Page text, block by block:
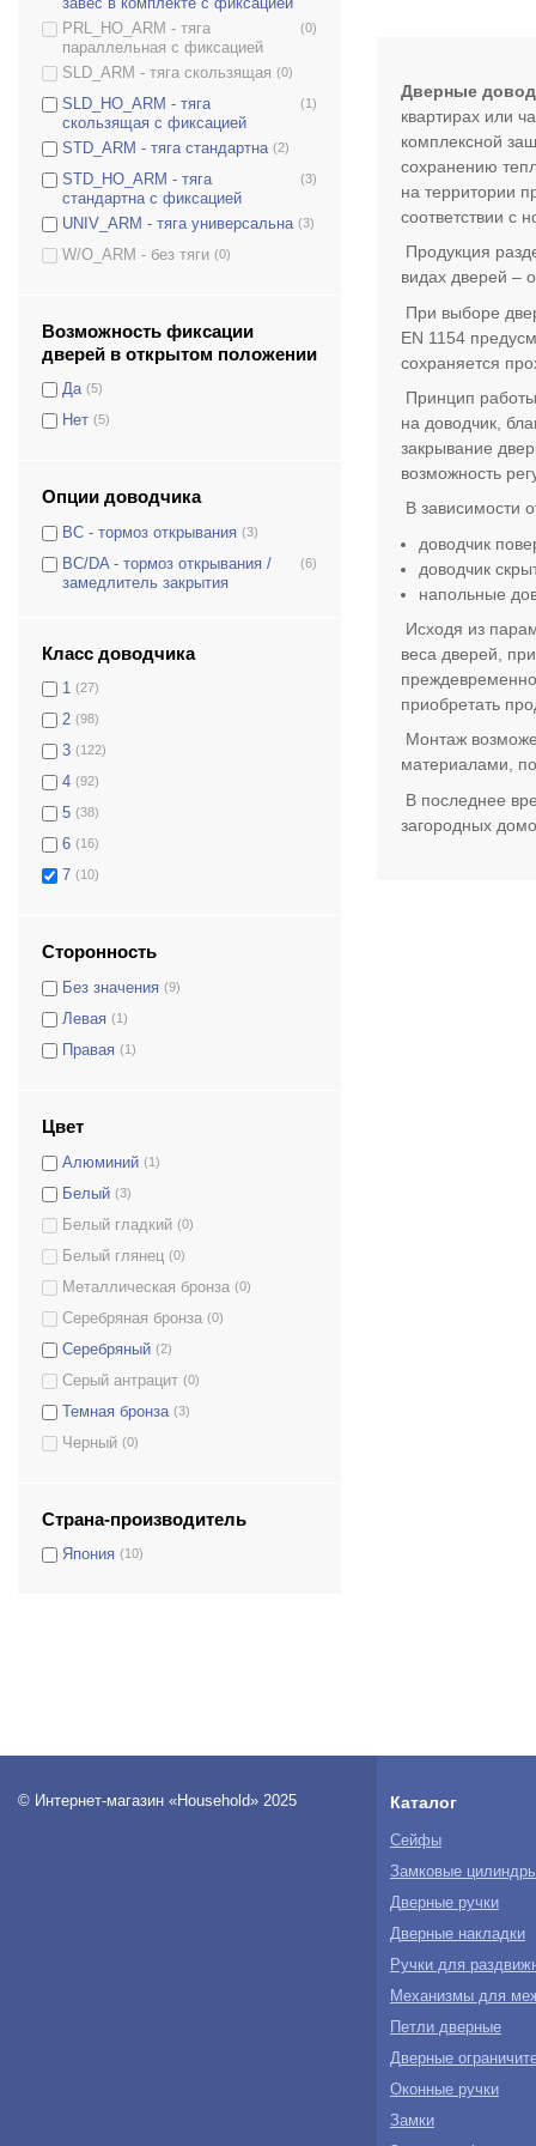
D-2550T
D-3550 (0)
D-3554T (0)
D-4550 (3)
DS-1504 (0)
DS-1554
DS-1554P
DS-2005V (0)
DS-2050T (0)
DS-2550
DS-3550T (0)
DS-4550 (3)
DS-4550P (0)
DS-4550T
S-202 (0)
S-401
S-401N
S-402
S-402N
S-402К
S-403
S-500V
PRL_HO_ARM - тяга
параллельная с фиксацией
(0)
SLD_ARM - тяга скользящая (0)
SLD_HO_ARM - тяга
скользящая с фиксацией
(1)
STD_ARM - тяга стандартна (2)
STD_HO_ARM - тяга
стандартна с фиксацией
(3)
UNIV_ARM - тяга универсальна (3)
W/O_ARM - без тяги (0)
Возможность фиксации
дверей в открытом положении
Да (5)
Нет (5)
Опции доводчика
BC - тормоз открывания (3)
BC/DA - тормоз открывания /
замедлитель закрытия
(6)
Класс доводчика
1 (27)
2 (98)
3 (122)
4 (92)
5 (38)
6 (16)
7 (10)
Сторонность
Без значения (9)
Левая (1)
Правая (1)
Цвет
Алюминий (1)
Белый (3)
Белый гладкий (0)
Белый глянец (0)
Металлическая бронза (0)
Серебряная бронза (0)
Серебряный (2)
Серый антрацит (0)
Темная бронза (3)
Черный (0)
Страна-производитель
Япония (10)
Дверные
квартирах или
комплексной
сохранению
на территории
соответствии с
Продукция
видах дверей –
При выборе
EN 1154
сохраняется
Принцип
на доводчик,
закрывание
возможность
В зависимости
доводчик
доводчик
напольные
Исходя из
веса дверей,
приобретать
Монтаж
материалами,
В последнее
загородных
© Интернет-магазин «Household» 2025 Каталог
Сейфы
Замковые
Дверные ручки
Дверные накладки
Ручки для
Механизмы для
Петли дверные
Дверные
Оконные ручки
Замки